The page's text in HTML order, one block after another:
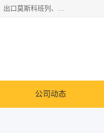
邦赋供应链管理成都有限公司是一家全球性的货物运输代理公司，主要从事：波兰中欧班列、德国中欧班列、出口莫斯科班列、中欧班列进口、蓉欧铁路、成都出口空运等业务，同时亦提供报关、报检、仓储、码头操作等服务。
公司动态